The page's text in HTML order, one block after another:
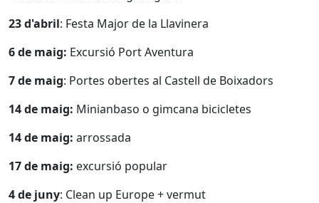
23 d'abril: Festa Major de la Llavinera
6 de maig: Excursió Port Aventura
7 de maig: Portes obertes al Castell de Boixadors
14 de maig: Minianbaso o gimcana bicicletes
14 de maig: arrossada
17 de maig: excursió popular
4 de juny: Clean up Europe + vermut